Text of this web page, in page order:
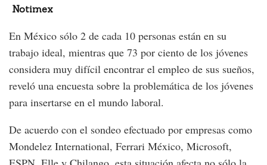
Notimex
En México sólo 2 de cada 10 personas están en su
trabajo ideal, mientras que 73 por ciento de los jóvenes
considera muy difícil encontrar el empleo de sus sueños,
reveló una encuesta sobre la problemática de los jóvenes
para insertarse en el mundo laboral.
De acuerdo con el sondeo efectuado por empresas como
Mondelez International, Ferrari México, Microsoft,